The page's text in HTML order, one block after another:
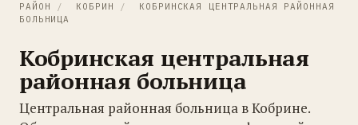
РАЙОН
/ КОБРИН /
КОБРИНСКАЯ ЦЕНТРАЛЬНАЯ РАЙОННАЯ
БОЛЬНИЦА
Кобринская центральная
районная больница
Центральная районная больница в Кобрине.